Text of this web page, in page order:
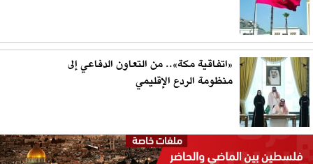
«اتفاقية مكة».. من التعاون الدفاعي إلى
منظومة الردع الإقليمي